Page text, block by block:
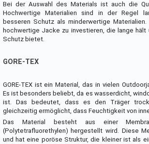
Bei der Auswahl des Materials ist auch die
Hochwertige Materialien sind in der Regel
besseren Schutz als minderwertige
hochwertige Jacke zu investieren, die lange hält
Schutz bietet.
GORE-TEX
GORE-TEX ist ein Material, das in vielen
Es ist besonders beliebt, da es wasserdicht,
ist. Das bedeutet, dass es den Träger
gleichzeitig ermöglicht, dass Feuchtigkeit von
Das Material besteht aus einer
(Polytetrafluorethylen) hergestellt wird. Diese
und hat eine poröse Struktur, die kleiner ist als